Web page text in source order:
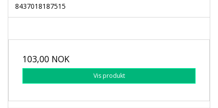
8437018187515
103,00 NOK
Vis produkt